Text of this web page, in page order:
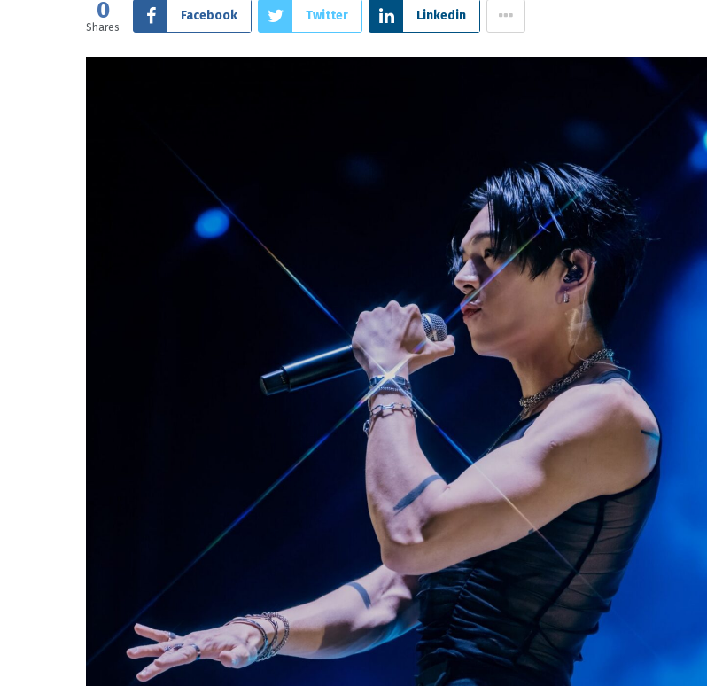
0
Shares
Facebook Twitter Linkedin